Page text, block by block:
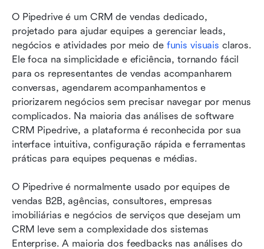
O Pipedrive é um CRM de vendas dedicado,
projetado para ajudar equipes a gerenciar leads,
negócios e atividades por meio de funis visuais claros.
Ele foca na simplicidade e eficiência, tornando fácil
para os representantes de vendas acompanharem
conversas, agendarem acompanhamentos e
priorizarem negócios sem precisar navegar por menus
complicados. Na maioria das análises de software
CRM Pipedrive, a plataforma é reconhecida por sua
interface intuitiva, configuração rápida e ferramentas
práticas para equipes pequenas e médias.
O Pipedrive é normalmente usado por equipes de
vendas B2B, agências, consultores, empresas
imobiliárias e negócios de serviços que desejam um
CRM leve sem a complexidade dos sistemas
Enterprise. A maioria dos feedbacks nas análises do